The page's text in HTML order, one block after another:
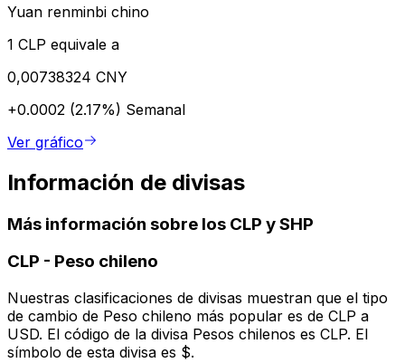
Yuan renminbi chino
1 CLP equivale a
0,00738324 CNY
+0.0002 (2.17%) Semanal
Ver gráfico
Información de divisas
Más información sobre los CLP y SHP
CLP - Peso chileno
Nuestras clasificaciones de divisas muestran que el tipo
de cambio de Peso chileno más popular es de CLP a
USD. El código de la divisa Pesos chilenos es CLP. El
símbolo de esta divisa es $.